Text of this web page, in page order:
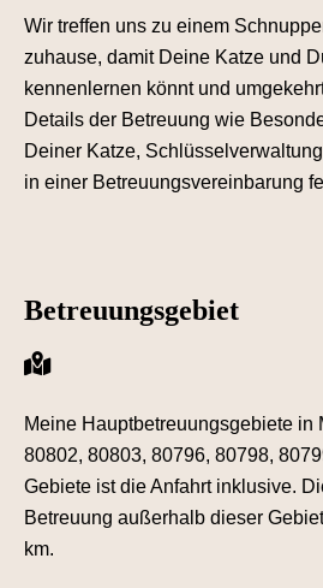
Wir treffen uns zu einem
zuhause, damit Deine Katze und
kennenlernen könnt und
Details der Betreuung wie
Deiner Katze,
in einer Betreuungsvereinbarung
Betreuungsgebiet
Meine Hauptbetreuungsgebiete in
80802, 80803, 80796, 80798,
Gebiete ist die Anfahrt inklusive.
Betreuung außerhalb dieser
km.